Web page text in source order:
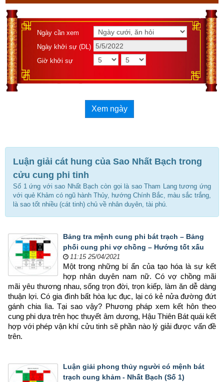
Ngày cần xem
Ngày khởi sự (DL)
Giờ khởi sự
Xem ngày
Luận giải cát hung của Sao Nhất Bạch trong
cửu cung phi tinh
Số 1 ứng với sao Nhất Bạch còn gọi là sao Tham Lang tương ứng
với quẻ Khảm có ngũ hành Thủy, hướng Chính Bắc, màu sắc trắng,
là sao tốt nhiều (cát tinh) chủ về nhân duyên, tài phú.
Bảng tra mệnh cung phi bát trạch – Bảng
phối cung phi vợ chồng – Hướng tốt xấu
11:15 25/04/2021
Một trong những bí ẩn của tạo hóa là sự kết
hợp nhân duyên nam nữ. Có vợ chồng mãi
mãi yêu thương nhau, sống trọn đời, trọn kiếp, làm ăn dễ dàng
thuận lợi. Có gia đình bất hòa lục đục, lại có kẻ nửa đường đứt
gánh chia lìa. Tại sao vậy? Phương pháp xem kết hôn theo
cung phi dựa trên học thuyết âm dương, Hậu Thiên Bát quái kết
hợp với phép vận khí cửu tinh sẽ phần nào lý giải được vấn đề
trên.
Luận giải phong thủy người có mệnh bát
trạch cung khảm - Nhất Bạch (Số 1)